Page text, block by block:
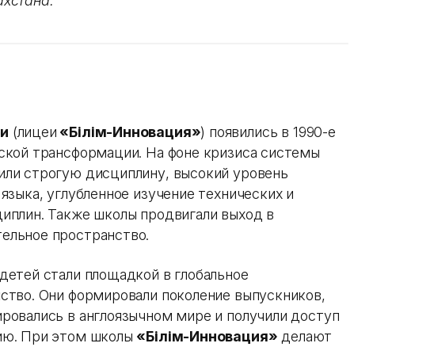
(лицеи «Білім-Инновация») появились в 1990-е
трансформации. На фоне кризиса системы
строгую дисциплину, высокий уровень
углубленное изучение технических и
Также школы продвигали выход в
пространство.
стали площадкой в глобальное
Они формировали поколение выпускников,
в англоязычном мире и получили доступ
При этом школы «Білім-Инновация» делают